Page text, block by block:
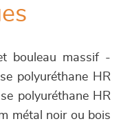
bouleau massif -
polyuréthane HR
polyuréthane HR
métal noir ou bois